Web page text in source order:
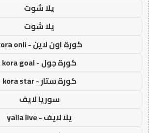
يلا شوت
يلا شوت
كورة اون لاين - kora onli
كورة جول - kora goal
كورة ستار - kora star
سوريا لايف
يلا لايف - yalla live